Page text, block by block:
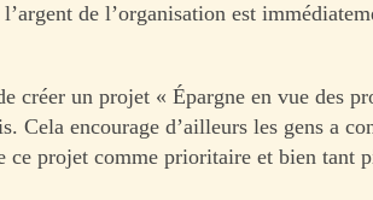
de l’organisation est
créer un projet « Épargne en vue des
Cela encourage d’ailleurs les gens a
ce projet comme prioritaire et bien tant